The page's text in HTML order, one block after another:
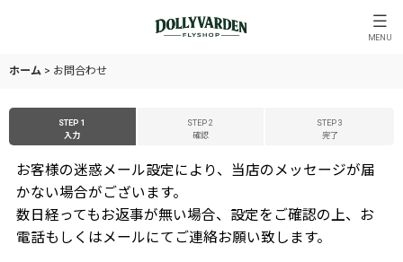
MENU
ホーム > お問合わせ
STEP 1
入力
STEP 2
確認
STEP 3
完了
お客様の迷惑メール設定により、当店のメッセージが届
かない場合がございます。
数日経ってもお返事が無い場合、設定をご確認の上、お
電話もしくはメールにてご連絡お願い致します。